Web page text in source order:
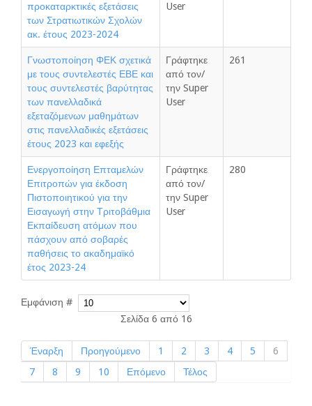
προκαταρκτικές εξετάσεις
των Στρατιωτικών Σχολών
ακ. έτους 2023-2024
User
Γνωστοποίηση ΦΕΚ σχετικά
με τους συντελεστές ΕΒΕ και
τους συντελεστές βαρύτητας
των πανελλαδικά
εξεταζόμενων μαθημάτων
στις πανελλαδικές εξετάσεις
έτους 2023 και εφεξής
Γράφτηκε
από τον/
την Super
User
261
Ενεργοποίηση Επταμελών
Επιτροπών για έκδοση
Πιστοποιητικού για την
Εισαγωγή στην Τριτοβάθμια
Εκπαίδευση ατόμων που
πάσχουν από σοβαρές
παθήσεις το ακαδημαϊκό
έτος 2023-24
Γράφτηκε
από τον/
την Super
User
280
Εμφάνιση #
Σελίδα 6 από 16
Έναρξη Προηγούμενο 1 2 3 4 5
6
7
8 9 10 Επόμενο Τέλος